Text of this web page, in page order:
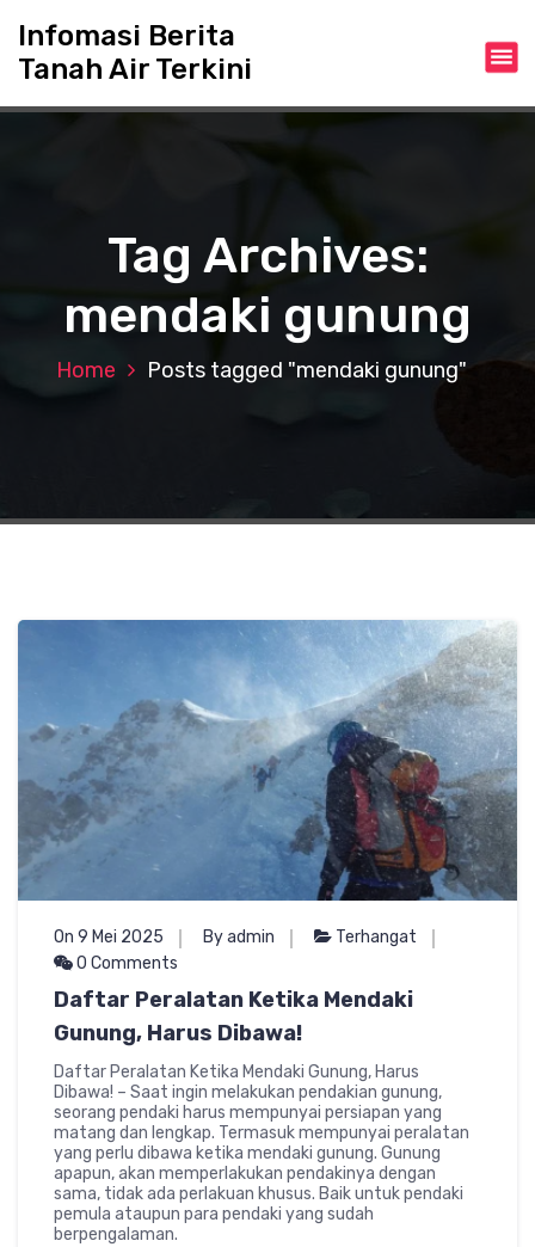
t
Infomasi Berita
Tanah Air Terkini
Tag Archives:
mendaki gunung
Home Posts tagged "mendaki gunung"
On 9 Mei 2025 By admin
Terhangat
0 Comments
Daftar Peralatan Ketika Mendaki
Gunung, Harus Dibawa!
Daftar Peralatan Ketika Mendaki Gunung, Harus
Dibawa! – Saat ingin melakukan pendakian gunung,
seorang pendaki harus mempunyai persiapan yang
matang dan lengkap. Termasuk mempunyai peralatan
yang perlu dibawa ketika mendaki gunung. Gunung
apapun, akan memperlakukan pendakinya dengan
sama, tidak ada perlakuan khusus. Baik untuk pendaki
pemula ataupun para pendaki yang sudah
berpengalaman.